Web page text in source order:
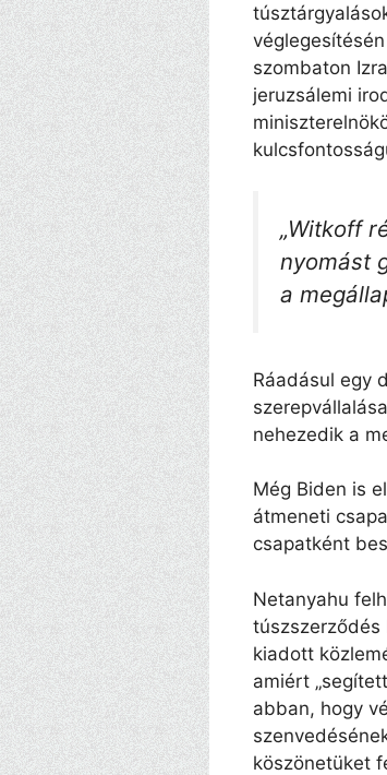
szombaton
jeruzsálemi
„Witkoff
nyomást
a
Ráadásul egy
nehezedik a
Még Biden is
átmeneti
csapatként
Netanyahu
kiadott
amiért
abban, hogy
köszönetüket